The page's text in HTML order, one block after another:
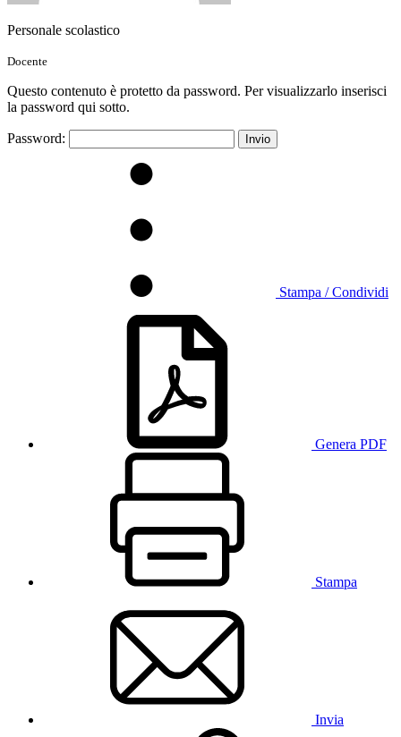
Personale scolastico
Docente
Questo contenuto è protetto da password. Per visualizzarlo inserisci
la password qui sotto.
Password:
Stampa / Condividi
Genera PDF
Stampa
Invia